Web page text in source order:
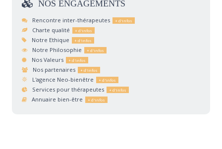
NOS ENGAGEMENTS
Rencontre inter-thérapeutes
Charte qualité
Notre Ethique
Notre Philosophie
Nos Valeurs
Nos partenaires
L'agence Neo-bienêtre
Services pour thérapeutes
Annuaire bien-être